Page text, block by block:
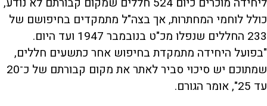
כולל לוחמי המחתרות, אך בצה"ל מתמקדים בחיפושם של
233 החללים שנפלו מכ"ט בנובמבר 1947 ועד היום.
"בפועל היחידה מתמקדת בחיפוש אחר כתשעים חללים,
שמתוכם יש סיכוי סביר לאתר את מקום קבורתם של כ־20
עד 25", אומר הגורם.